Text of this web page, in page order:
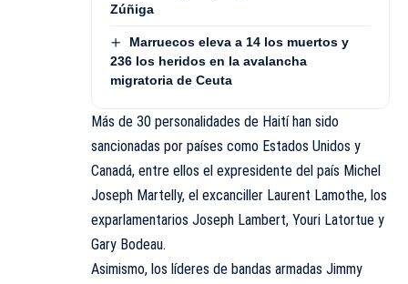
Zúñiga
Marruecos eleva a 14 los muertos y
236 los heridos en la avalancha
migratoria de Ceuta
Más de 30 personalidades de Haití han sido
sancionadas por países como Estados Unidos y
Canadá, entre ellos el expresidente del país Michel
Joseph Martelly, el excanciller Laurent Lamothe, los
exparlamentarios Joseph Lambert, Youri Latortue y
Gary Bodeau.
Asimismo, los líderes de bandas armadas Jimmy